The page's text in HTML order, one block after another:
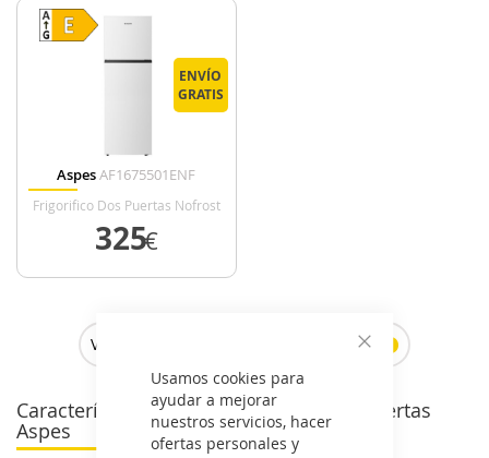
Cerrar
Usamos cookies para
ayudar a mejorar
nuestros servicios, hacer
ofertas personales y
ENVÍO
GRATIS
AspesAF1675501ENF
Frigorifico Dos Puertas Nofrost
E Alto 1676 Cm Ancho 55 Cm
Blanco
325
€
Ver todos los frigoríficos dos puertas >
Características de los frigoríficos dos puertas
Aspes